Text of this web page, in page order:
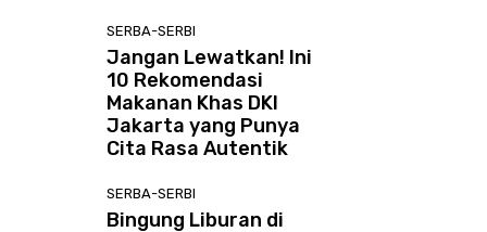
SERBA-SERBI
Jangan Lewatkan! Ini
10 Rekomendasi
Makanan Khas DKI
Jakarta yang Punya
Cita Rasa Autentik
SERBA-SERBI
Bingung Liburan di